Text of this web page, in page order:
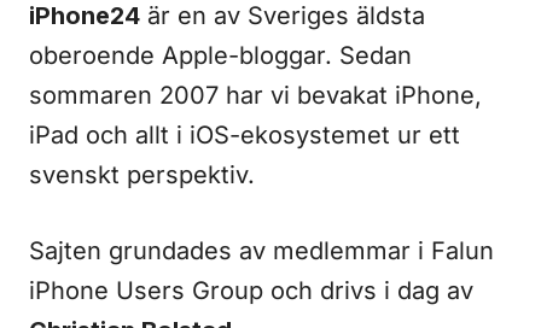
iPhone24 är en av Sveriges äldsta
oberoende Apple-bloggar. Sedan
sommaren 2007 har vi bevakat iPhone,
iPad och allt i iOS-ekosystemet ur ett
svenskt perspektiv.
Sajten grundades av medlemmar i Falun
iPhone Users Group och drivs i dag av